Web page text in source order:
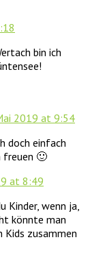
bin ich
2019 at 9:54
doch einfach
freuen 🙂
at 8:49
Kinder, wenn ja,
könnte man
zusammen